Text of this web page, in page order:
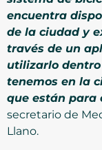
encuentra
de la ciudad y
través de un
utilizarlo
tenemos en la
que están para
secretario de
Llano.